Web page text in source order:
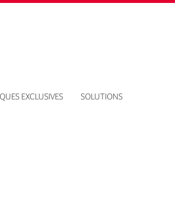
EXCLUSIVES SOLUTIONS